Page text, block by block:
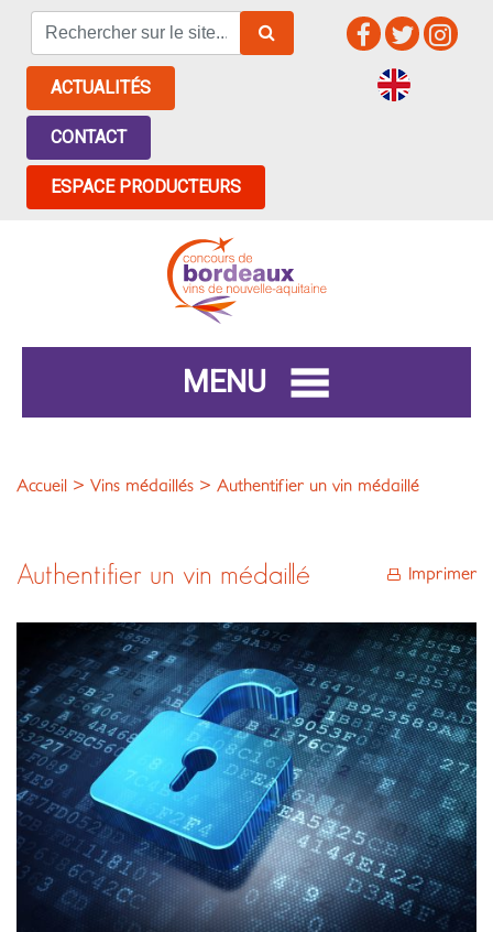
ACTUALITÉS
CONTACT
ESPACE PRODUCTEURS
MENU
Accueil > Vins médaillés > Authentifier un vin médaillé
Imprimer
Authentifier un vin médaillé